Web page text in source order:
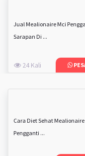
Jual Mealionaire Mci
Sarapan Di ...
24 Kali
Cara Diet Sehat
Pengganti ...